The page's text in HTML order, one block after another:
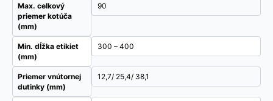
Max. celkový
priemer kotúča
(mm)
90
Min. dĺžka etikiet
(mm)
300 – 400
Priemer vnútornej
dutinky (mm)
12,7/ 25,4/ 38,1